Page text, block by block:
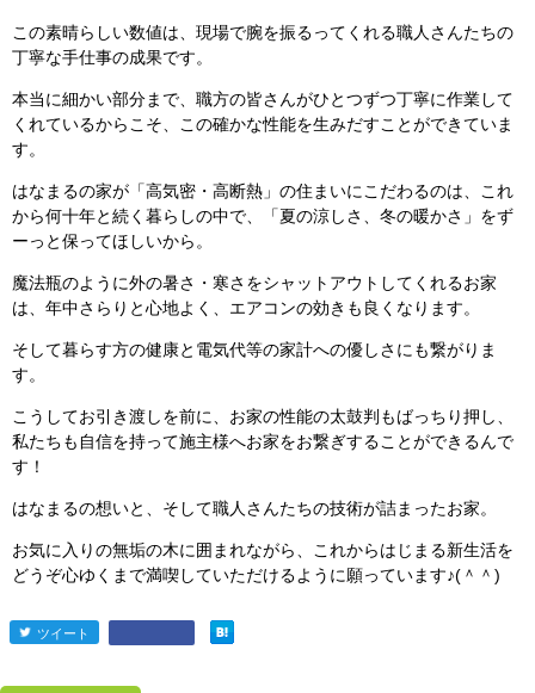
この素晴らしい数値は、現場で腕を振るってくれる職人さんたちの
丁寧な手仕事の成果です。
本当に細かい部分まで、職方の皆さんがひとつずつ丁寧に作業して
くれているからこそ、この確かな性能を生みだすことができていま
す。
はなまるの家が「高気密・高断熱」の住まいにこだわるのは、これ
から何十年と続く暮らしの中で、「夏の涼しさ、冬の暖かさ」をず
ーっと保ってほしいから。
魔法瓶のように外の暑さ・寒さをシャットアウトしてくれるお家
は、年中さらりと心地よく、エアコンの効きも良くなります。
そして暮らす方の健康と電気代等の家計への優しさにも繋がりま
す。
こうしてお引き渡しを前に、お家の性能の太鼓判もばっちり押し、
私たちも自信を持って施主様へお家をお繋ぎすることができるんで
す！
はなまるの想いと、そして職人さんたちの技術が詰まったお家。
お気に入りの無垢の木に囲まれながら、これからはじまる新生活を
どうぞ心ゆくまで満喫していただけるように願っています♪(＾＾)
entry2444
ツイート